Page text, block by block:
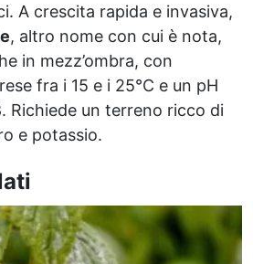
A crescita rapida e invasiva,
, altro nome con cui è nota,
in mezz’ombra, con
fra i 15 e i 25°C e un pH
Richiede un terreno ricco di
e potassio.